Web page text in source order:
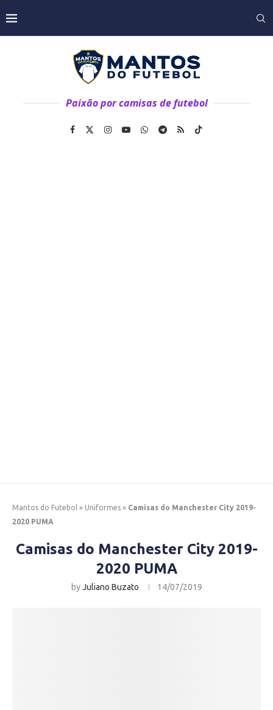
Paixão por camisas de futebol
Mantos do Futebol » Uniformes » Camisas do Manchester City 2019-
2020 PUMA
Camisas do Manchester City 2019-
2020 PUMA
byJuliano Buzato 14/07/2019